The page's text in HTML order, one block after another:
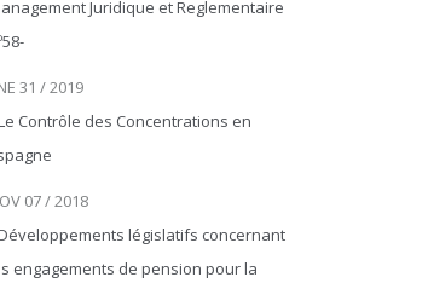
Juridique et Reglementaire
31 / 2019
Contrôle des Concentrations en
07 / 2018
législatifs concernant
engagements de pension pour la